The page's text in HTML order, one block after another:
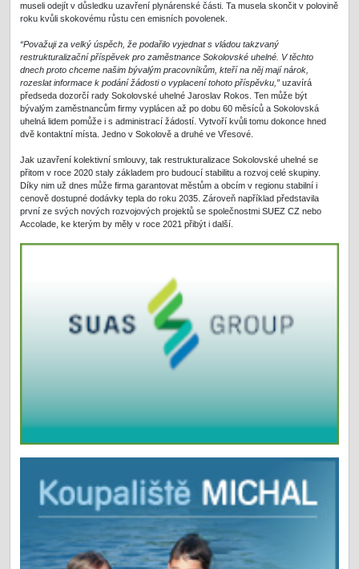
museli odejít v důsledku uzavření plynárenské části. Ta musela skončit v polovině
roku kvůli skokovému růstu cen emisních povolenek.
“Považuji za velký úspěch, že podařilo vyjednat s vládou takzvaný
restrukturalizační příspěvek pro zaměstnance Sokolovské uhelné. V těchto
dnech proto chceme našim bývalým pracovníkům, kteří na něj mají nárok,
rozeslat informace k podání žádosti o vyplacení tohoto příspěvku,” uzavírá
předseda dozorčí rady Sokolovské uhelné Jaroslav Rokos. Ten může být
bývalým zaměstnancům firmy vyplácen až po dobu 60 měsíců a Sokolovská
uhelná lidem pomůže i s administrací žádostí. Vytvoří kvůli tomu dokonce hned
dvě kontaktní místa. Jedno v Sokolově a druhé ve Vřesové.
Jak uzavření kolektivní smlouvy, tak restrukturalizace Sokolovské uhelné se
přitom v roce 2020 staly základem pro budoucí stabilitu a rozvoj celé skupiny.
Díky nim už dnes může firma garantovat městům a obcím v regionu stabilní i
cenově dostupné dodávky tepla do roku 2035. Zároveň například představila
první ze svých nových rozvojových projektů se společnostmi SUEZ CZ nebo
Accolade, ke kterým by měly v roce 2021 přibýt i další.